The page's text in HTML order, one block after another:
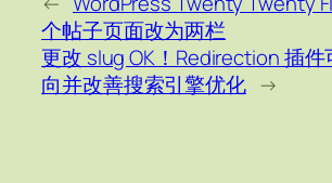
个帖子页面改为两栏
更改 slug OK！Redirection 插
向并改善搜索引擎优化 →